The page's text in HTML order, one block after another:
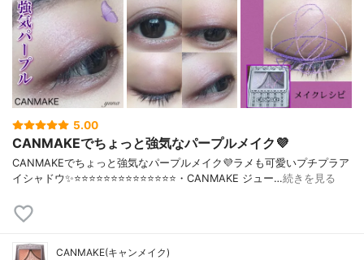
5.00
CANMAKEでちょっと強気なパープルメイク💜
CANMAKEでちょっと強気なパープルメイク💜ラメも可愛いプチプラア
イシャドウ✨⭐️⭐️⭐️⭐️⭐️⭐️⭐️⭐️⭐️⭐️⭐️⭐️⭐️⭐️・CANMAKE ジュー…続きを見る
CANMAKE(キャンメイク)